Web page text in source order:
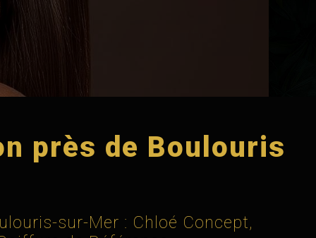
près de Boulouris
sur-Mer : Chloé Concept,